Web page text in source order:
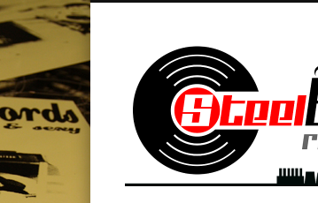
LABEL | MERCH | PRINT | DIY | FANZINE |
VimeoDribble LinkedIn